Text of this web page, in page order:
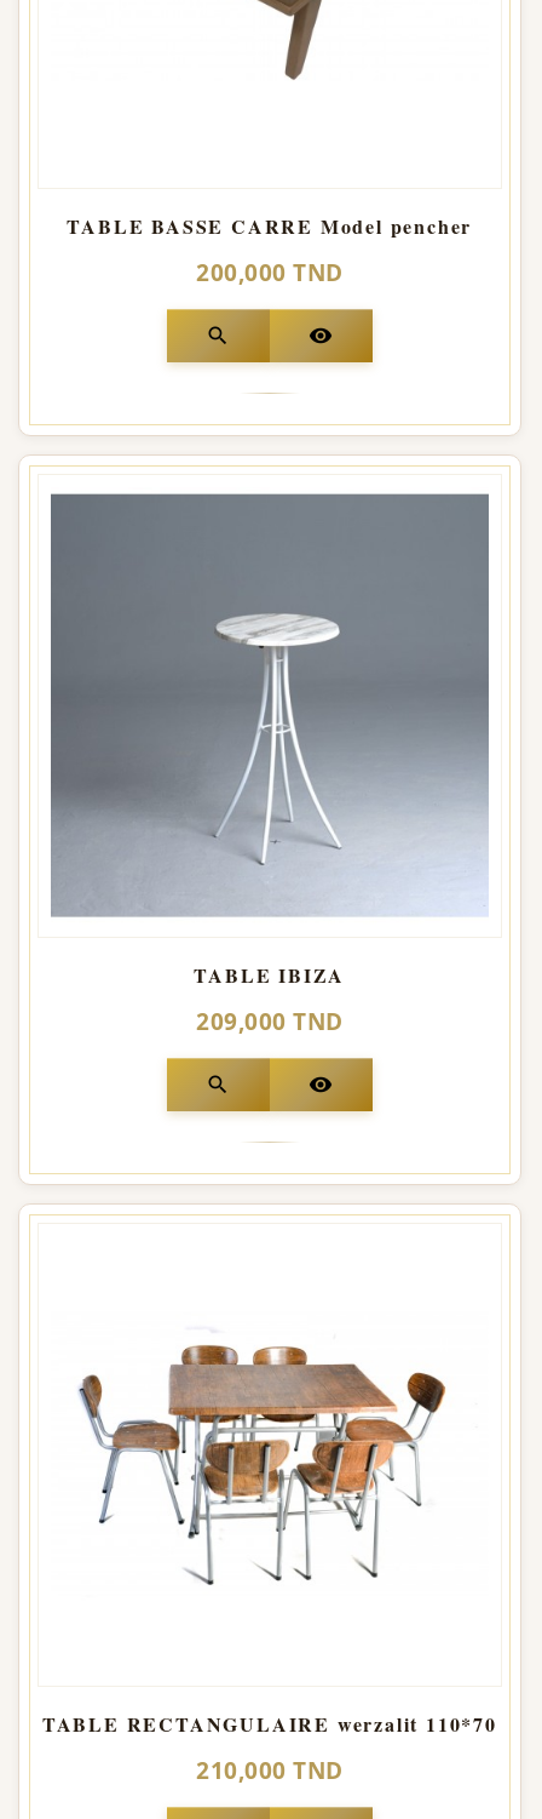
TABLE BASSE CARRE Model pencher
200,000 TND
search visibility
TABLE IBIZA
209,000 TND
search visibility
TABLE RECTANGULAIRE werzalit 110*70
210,000 TND